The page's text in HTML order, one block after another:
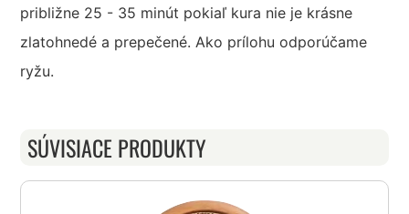
približne 25 - 35 minút pokiaľ kura nie je krásne
zlatohnedé a prepečené. Ako prílohu odporúčame
ryžu.
SÚVISIACE PRODUKTY